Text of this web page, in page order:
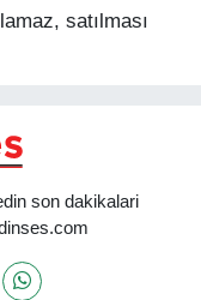
satılması
son dakikalari